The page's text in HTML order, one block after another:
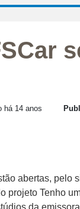
há 14 anos
abertas, pelo
projeto Tenho
da